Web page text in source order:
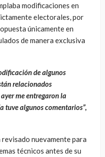
modificaciones en
electorales, por
únicamente en
de manera exclusiva
de algunos
relacionados
me entregaron la
tuve algunos comentarios”,
nuevamente para
técnicos antes de su